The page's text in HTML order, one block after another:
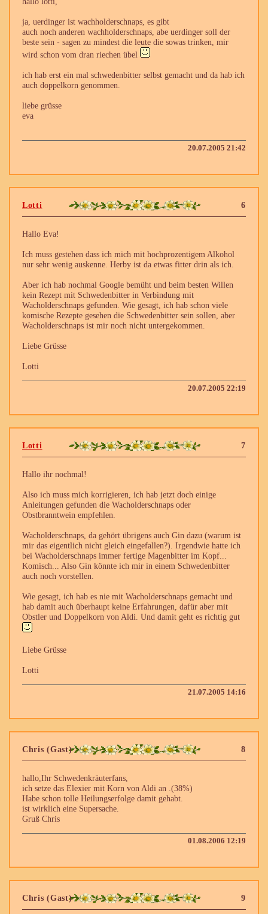
ja, uerdinger ist wachholderschnaps, es gibt
auch noch anderen wachholderschnaps, abe uerdinger soll der
beste sein - sagen zu mindest die leute die sowas trinken, mir
wird schon vom dran riechen übel
ich hab erst ein mal schwedenbitter selbst gemacht und da hab ich
auch doppelkorn genommen.
liebe grüsse
eva
20.07.2005 21:42
6
Lotti
Hallo Eva!
Ich muss gestehen dass ich mich mit hochprozentigem Alkohol
nur sehr wenig auskenne. Herby ist da etwas fitter drin als ich.
Aber ich hab nochmal Google bemüht und beim besten Willen
kein Rezept mit Schwedenbitter in Verbindung mit
Wacholderschnaps gefunden. Wie gesagt, ich hab schon viele
komische Rezepte gesehen die Schwedenbitter sein sollen, aber
Wacholderschnaps ist mir noch nicht untergekommen.
Liebe Grüsse
Lotti
20.07.2005 22:19
7
Lotti
Hallo ihr nochmal!
Also ich muss mich korrigieren, ich hab jetzt doch einige
Anleitungen gefunden die Wacholderschnaps oder
Obstbranntwein empfehlen.
Wacholderschnaps, da gehört übrigens auch Gin dazu (warum ist
mir das eigentlich nicht gleich eingefallen?). Irgendwie hatte ich
bei Wacholderschnaps immer fertige Magenbitter im Kopf...
Komisch... Also Gin könnte ich mir in einem Schwedenbitter
auch noch vorstellen.
Wie gesagt, ich hab es nie mit Wacholderschnaps gemacht und
hab damit auch überhaupt keine Erfahrungen, dafür aber mit
Obstler und Doppelkorn von Aldi. Und damit geht es richtig gut
Liebe Grüsse
Lotti
21.07.2005 14:16
8
Chris (Gast)
hallo,Ihr Schwedenkräuterfans,
ich setze das Elexier mit Korn von Aldi an .(38%)
Habe schon tolle Heilungserfolge damit gehabt.
ist wirklich eine Supersache.
Gruß Chris
01.08.2006 12:19
9
Chris (Gast)